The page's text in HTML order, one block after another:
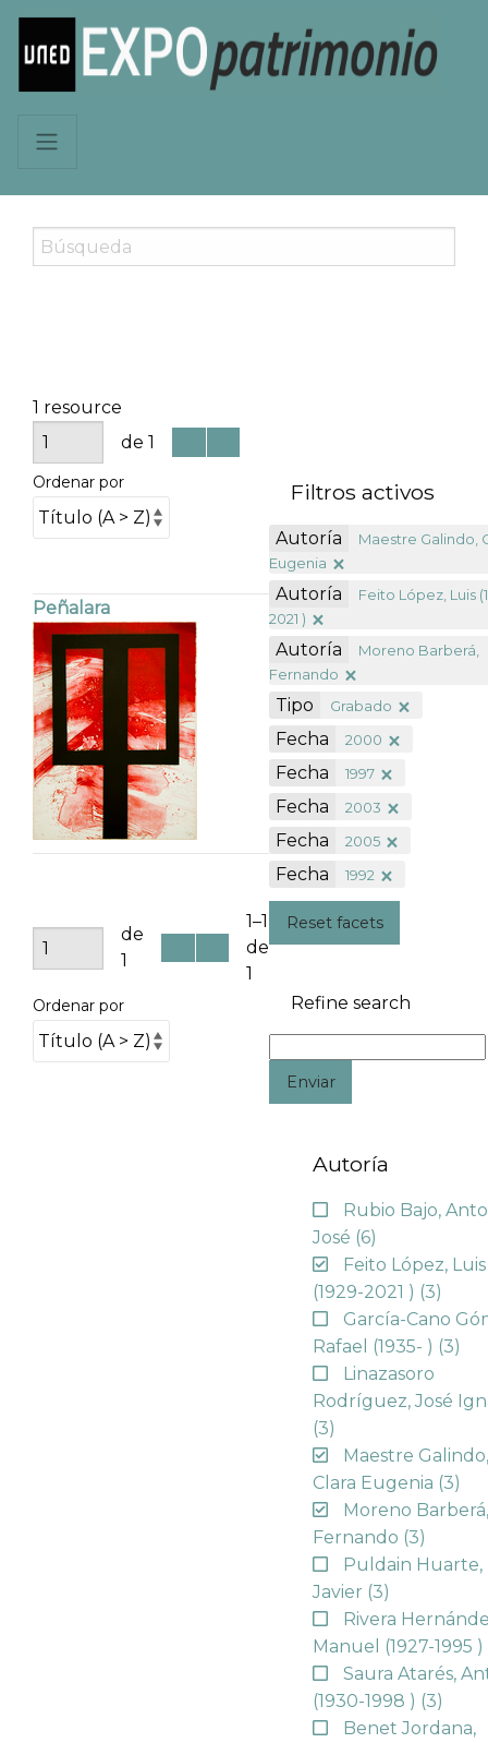
1 resource
de 1
Ordenar por
Peñalara
de
1
1–1
de
1
Ordenar por
Filtros activos
Autoría
Maestre Galindo,
Eugenia
Autoría
Feito López, Luis
2021 )
Autoría
Moreno Barberá,
Fernando
Tipo Grabado
Fecha 2000
Fecha 1997
Fecha 2003
Fecha 2005
Fecha 1992
Reset facets
Refine search
Enviar
Autoría
Rubio Bajo,
José (6)
Feito López, Luis
(1929-2021 ) (3)
García-Cano
Rafael (1935- ) (3)
Linazasoro
Rodríguez, José
(3)
Maestre
Clara Eugenia (3)
Moreno
Fernando (3)
Puldain Huarte,
Javier (3)
Rivera
Manuel (1927-1995 )
Saura Atarés,
(1930-1998 ) (3)
Benet Jordana,